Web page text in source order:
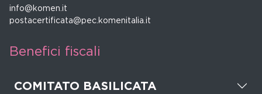
info@komen.it
postacertificata@pec.komenitalia.it
Benefici fiscali
COMITATO BASILICATA